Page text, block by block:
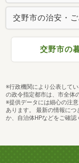
交野市の治安・
交野市の
※行政機関により公表して
の政令指定都市は、市全体
※提供データには細心の注
あります。 最新の情報につ
か、自治体HPなどをご確認